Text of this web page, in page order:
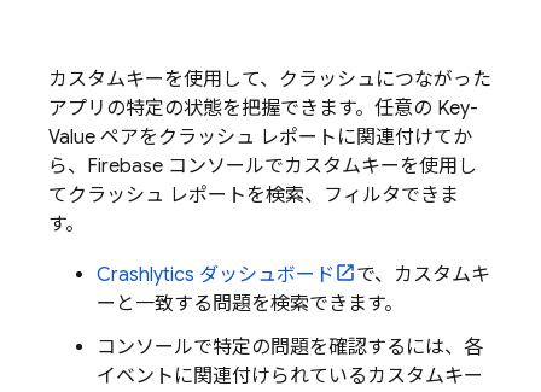
カスタムキーを使用して、クラッシュにつながった
アプリの特定の状態を把握できます。任意の Key-
Value ペアをクラッシュ レポートに関連付けてか
ら、 Firebase コンソールでカスタムキーを使用し
てクラッシュ レポートを検索、フィルタできま
す。
Crashlytics ダッシュボード
で、カスタムキ
ーと一致する問題を検索できます。
コンソールで特定の問題を確認するには、各
イベントに関連付けられているカスタムキー